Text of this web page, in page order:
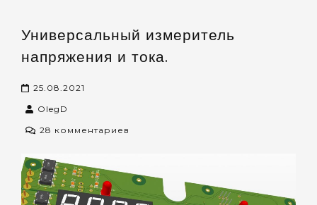
Универсальный измеритель
напряжения и тока.
25.08.2021
OlegD
28 комментариев
измеритель
напряжения